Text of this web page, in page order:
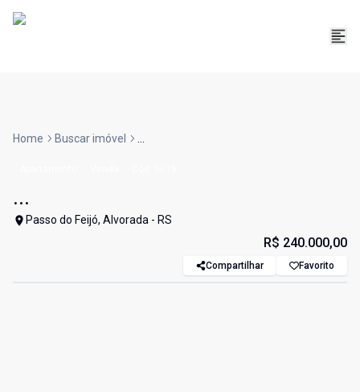
Home Buscar imóvel ...
...
Passo do Feijó, Alvorada - RS
R$ 240.000,00
Compartilhar Favorito